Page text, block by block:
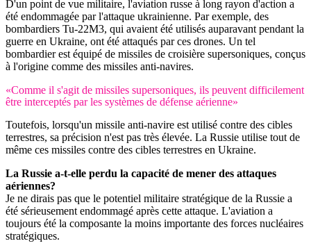
D'un point de vue militaire, l'aviation russe à long rayon d'action a
été endommagée par l'attaque ukrainienne. Par exemple, des
bombardiers Tu-22M3, qui avaient été utilisés auparavant pendant la
guerre en Ukraine, ont été attaqués par ces drones. Un tel
bombardier est équipé de missiles de croisière supersoniques, conçus
à l'origine comme des missiles anti-navires.
«Comme il s'agit de missiles supersoniques, ils peuvent difficilement
être interceptés par les systèmes de défense aérienne»
Toutefois, lorsqu'un missile anti-navire est utilisé contre des cibles
terrestres, sa précision n'est pas très élevée. La Russie utilise tout de
même ces missiles contre des cibles terrestres en Ukraine.
La Russie a-t-elle perdu la capacité de mener des attaques
aériennes?
Je ne dirais pas que le potentiel militaire stratégique de la Russie a
été sérieusement endommagé après cette attaque. L'aviation a
toujours été la composante la moins importante des forces nucléaires
stratégiques.